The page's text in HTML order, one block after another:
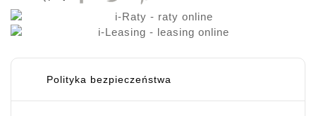
Polityka bezpieczeństwa